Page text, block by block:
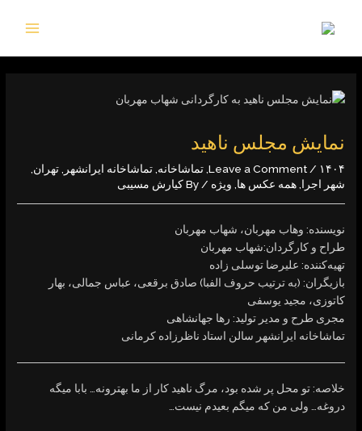
نمایش مجلس ناهید
Leave a Comment/۱۴۰۴ ,تماشاخانه,تماشاخانه ایرانشهر,تهران,
شهر اجرا,همه عکس ها , ویژه/ By کیارش مسیبی
نویسنده: وهاب مهربان، شهاب ‌مهربان
طراح و کارگردان:شهاب ‌مهربان
تهیه‌کننده: علیرضا ‌توسلی ‌زاده
بازیگران: (به ترتیب حروف الفبا) صادق ‌برقعی، عباس ‌جمالی، بهار
‌کاتوزی، مجید ‌یوسفی
مجری طرح و مدیر تولید: رها ‌جهانشاهی‌
تماشاخانه ایرانشهر ‌سالن ‌استاد ‌ناظرزاده ‌کرمانی
خلاصه:تو محل پر شده بود، مرگ ناهید کار از ما بهترونه… بابا میگه
دروغه… ولی من که میگم بعیدم نیست…